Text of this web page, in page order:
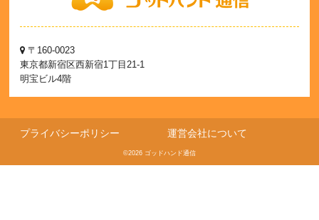
〒160-0023
東京都新宿区西新宿1丁目21-1
明宝ビル4階
プライバシーポリシー 運営会社について
©2026 ゴッドハンド通信